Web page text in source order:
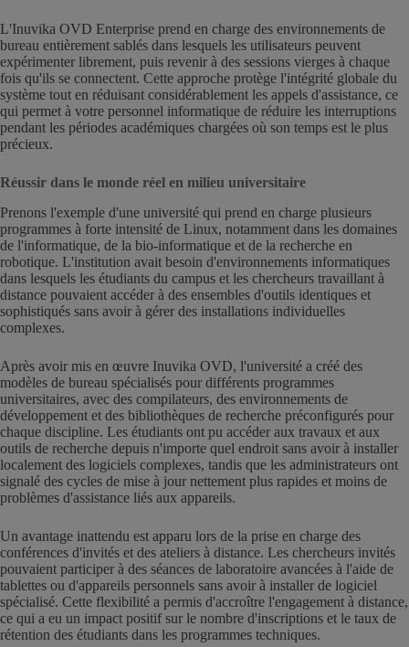
L'Inuvika OVD Enterprise prend en charge des environnements de
bureau entièrement sablés dans lesquels les utilisateurs peuvent
expérimenter librement, puis revenir à des sessions vierges à chaque
fois qu'ils se connectent. Cette approche protège l'intégrité globale du
système tout en réduisant considérablement les appels d'assistance, ce
qui permet à votre personnel informatique de réduire les interruptions
pendant les périodes académiques chargées où son temps est le plus
précieux.
Réussir dans le monde réel en milieu universitaire
Prenons l'exemple d'une université qui prend en charge plusieurs
programmes à forte intensité de Linux, notamment dans les domaines
de l'informatique, de la bio-informatique et de la recherche en
robotique. L'institution avait besoin d'environnements informatiques
dans lesquels les étudiants du campus et les chercheurs travaillant à
distance pouvaient accéder à des ensembles d'outils identiques et
sophistiqués sans avoir à gérer des installations individuelles
complexes.
Après avoir mis en œuvre Inuvika OVD, l'université a créé des
modèles de bureau spécialisés pour différents programmes
universitaires, avec des compilateurs, des environnements de
développement et des bibliothèques de recherche préconfigurés pour
chaque discipline. Les étudiants ont pu accéder aux travaux et aux
outils de recherche depuis n'importe quel endroit sans avoir à installer
localement des logiciels complexes, tandis que les administrateurs ont
signalé des cycles de mise à jour nettement plus rapides et moins de
problèmes d'assistance liés aux appareils.
Un avantage inattendu est apparu lors de la prise en charge des
conférences d'invités et des ateliers à distance. Les chercheurs invités
pouvaient participer à des séances de laboratoire avancées à l'aide de
tablettes ou d'appareils personnels sans avoir à installer de logiciel
spécialisé. Cette flexibilité a permis d'accroître l'engagement à distance,
ce qui a eu un impact positif sur le nombre d'inscriptions et le taux de
rétention des étudiants dans les programmes techniques.